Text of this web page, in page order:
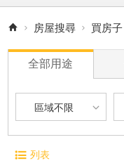
房屋搜尋 買房子
全部用途
區域不限
電梯大廈
列表